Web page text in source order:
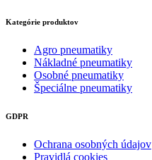
Kategórie produktov
Agro pneumatiky
Nákladné pneumatiky
Osobné pneumatiky
Špeciálne pneumatiky
GDPR
Ochrana osobných údajov
Pravidlá cookies